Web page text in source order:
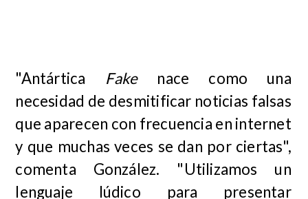
"Antártica Fakenace como una
necesidad de desmitificar noticias falsas
que aparecen con frecuencia en internet
y que muchas veces se dan por ciertas",
comenta González. "Utilizamos un
lenguaje lúdico para presentar